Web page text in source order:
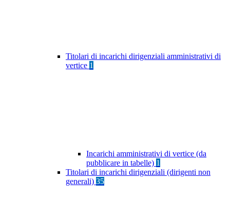
Titolari di incarichi dirigenziali amministrativi di
vertice 1
Incarichi amministrativi di vertice (da
pubblicare in tabelle) 1
Titolari di incarichi dirigenziali (dirigenti non
generali) 35